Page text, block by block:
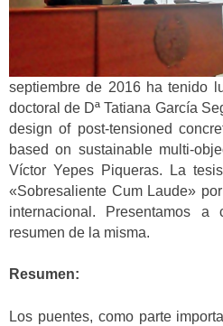
septiembre de 2016 ha tenido
doctoral de Dª Tatiana García
design of post-tensioned
based on sustainable multi-
Víctor Yepes Piqueras. La
«Sobresaliente Cum Laude»
internacional. Presentamos a
resumen de la misma.
Resumen:
Los puentes, como parte